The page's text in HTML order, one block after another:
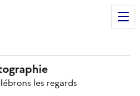
les regards